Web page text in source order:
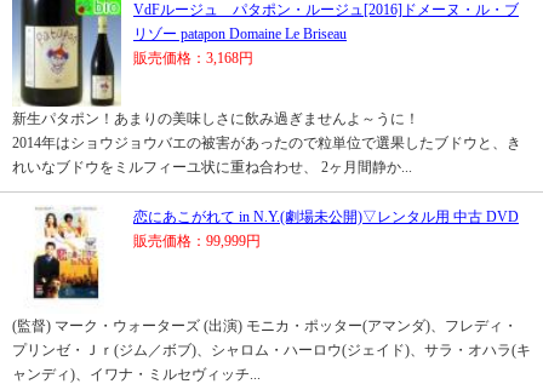
VdFルージュ パタポン・ルージュ[2016]ドメーヌ・ル・ブ
リゾー patapon Domaine Le Briseau
販売価格：3,168円
新生パタポン！あまりの美味しさに飲み過ぎませんよ～うに！
2014年はショウジョウバエの被害があったので粒単位で選果したブドウと、き
れいなブドウをミルフィーユ状に重ね合わせ、 2ヶ月間静か...
恋にあこがれて in N.Y.(劇場未公開)▽レンタル用 中古 DVD
販売価格：99,999円
(監督) マーク・ウォーターズ (出演) モニカ・ポッター(アマンダ)、フレディ・
プリンゼ・Ｊｒ(ジム／ボブ)、シャロム・ハーロウ(ジェイド)、サラ・オハラ(キ
ャンディ)、イワナ・ミルセヴィッチ...